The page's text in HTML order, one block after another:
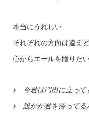
本当にうれしい
それぞれの方向は違え
心からエールを贈りた
♪ 今君は門出に立って
♪ 誰かが君を待ってる